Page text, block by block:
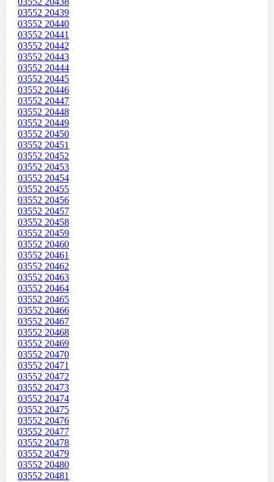
03552 20439
03552 20440
03552 20441
03552 20442
03552 20443
03552 20444
03552 20445
03552 20446
03552 20447
03552 20448
03552 20449
03552 20450
03552 20451
03552 20452
03552 20453
03552 20454
03552 20455
03552 20456
03552 20457
03552 20458
03552 20459
03552 20460
03552 20461
03552 20462
03552 20463
03552 20464
03552 20465
03552 20466
03552 20467
03552 20468
03552 20469
03552 20470
03552 20471
03552 20472
03552 20473
03552 20474
03552 20475
03552 20476
03552 20477
03552 20478
03552 20479
03552 20480
03552 20481